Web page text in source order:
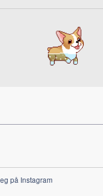
på Instagram